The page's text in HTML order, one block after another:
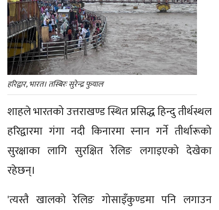
हरिद्वार, भारत। तस्बिरः सुरेन्द्र फुयाल
शाहले भारतको उत्तराखण्ड स्थित प्रसिद्ध हिन्दु तीर्थस्थल
हरिद्वारमा गंगा नदी किनारमा स्नान गर्ने तीर्थारूको
सुरक्षाका लागि सुरक्षित रेलिङ लगाइएको देखेका
रहेछन्।
'त्यस्तै खालको रेलिङ गोसाइँकुण्डमा पनि लगाउन